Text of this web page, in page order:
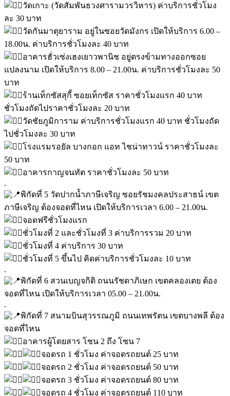
วัดเกาะ (วัดสัมพันธวงศารามวรวิหาร) ค่าบริการชั่วโมง
ละ 30 บาท
วัดกันมาตุยาราม อยู่ในซอยวัดมังกร เปิดให้บริการ 6.00 –
18.00น. ค่าบริการชั่วโมงละ 40 บาท
อาคารฮั่วเซ่งเฮงเยาวพานิช อยู่ตรงข้ามทางออกซอย
แปลงนาม เปิดให้บริการ 8.00 – 21.00น. ค่าบริการชั่วโมงละ 50
บาท
ร้านเท็กซัสสุกี้ ซอยเท็กซัส ราคาชั่วโมงแรก 40 บาท
ชั่วโมงถัดไปราคาชั่วโมงละ 20 บาท
วัดชัยภูมิการาม ค่าบริการชั่วโมงแรก 40 บาท ชั่วโมงถัด
ไปชั่วโมงละ 30 บาท
โรงแรมรอยัล บางกอก แอท ไชน่าทาวน์ ราคาชั่วโมงละ
50 บาท
อาคารกาญจนทัต ราคาชั่วโมงละ 50 บาท
.
พิกัดที่ 5 วัดปากน้ำภาษีเจริญ ซอยรัชมงคลประสาธน์ เขต
ภาษีเจริญ ต้องจอดที่ไหน เปิดให้บริการเวลา 6.00 – 21.00น.
จอดฟรีชั่วโมงแรก
ชั่วโมงที่ 2 และชั่วโมงที่ 3 ค่าบริการรวม 20 บาท
ชั่วโมงที่ 4 ค่าบริการ 30 บาท
ชั่วโมงที่ 5 ขึ้นไป คิดค่าบริการชั่วโมงละ 10 บาท
.
พิกัดที่ 6 สวนเบญจกิติ ถนนรัชดาภิเษก เขตคลองเตย ต้อง
จอดที่ไหน เปิดให้บริการเวลา 05.00 – 21.00น.
.
พิกัดที่ 7 สนามบินสุวรรณภูมิ ถนนเทพรัตน เขตบางพลี ต้อง
จอดที่ไหน
อาคารผู้โดยสาร โซน 2 ถึง โซน 7
จอดรถ 1 ชั่วโมง ค่าจอดรถยนต์ 25 บาท
จอดรถ 2 ชั่วโมง ค่าจอดรถยนต์ 50 บาท
จอดรถ 3 ชั่วโมง ค่าจอดรถยนต์ 80 บาท
จอดรถ 4 ชั่วโมง ค่าจอดรถยนต์ 110 บาท